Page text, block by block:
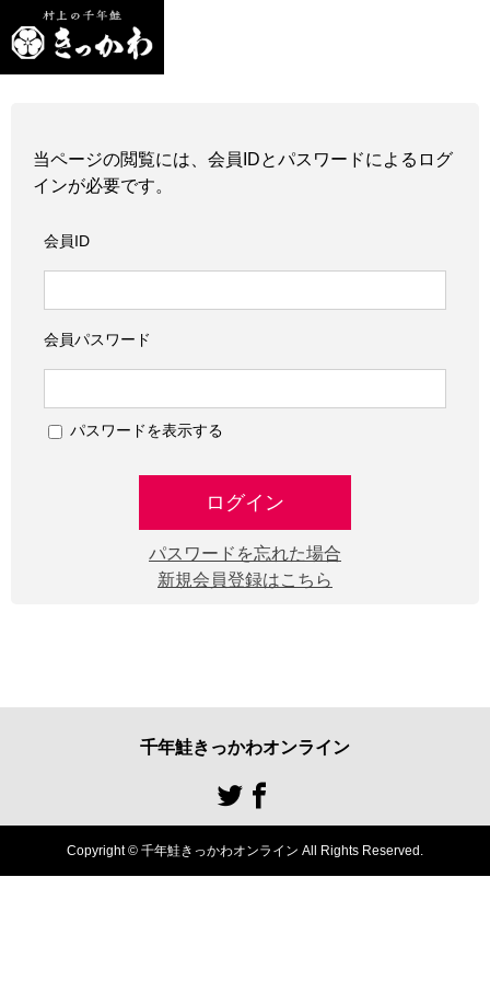
当ページの閲覧には、会員IDとパスワードによるログ
インが必要です。
会員ID
会員パスワード
パスワードを表示する
ログイン
パスワードを忘れた場合
新規会員登録はこちら
千年鮭きっかわオンライン
Copyright © 千年鮭きっかわオンライン All Rights Reserved.